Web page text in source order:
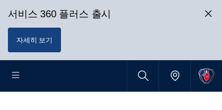
서비스 360 플러스 출시
자세히 보기